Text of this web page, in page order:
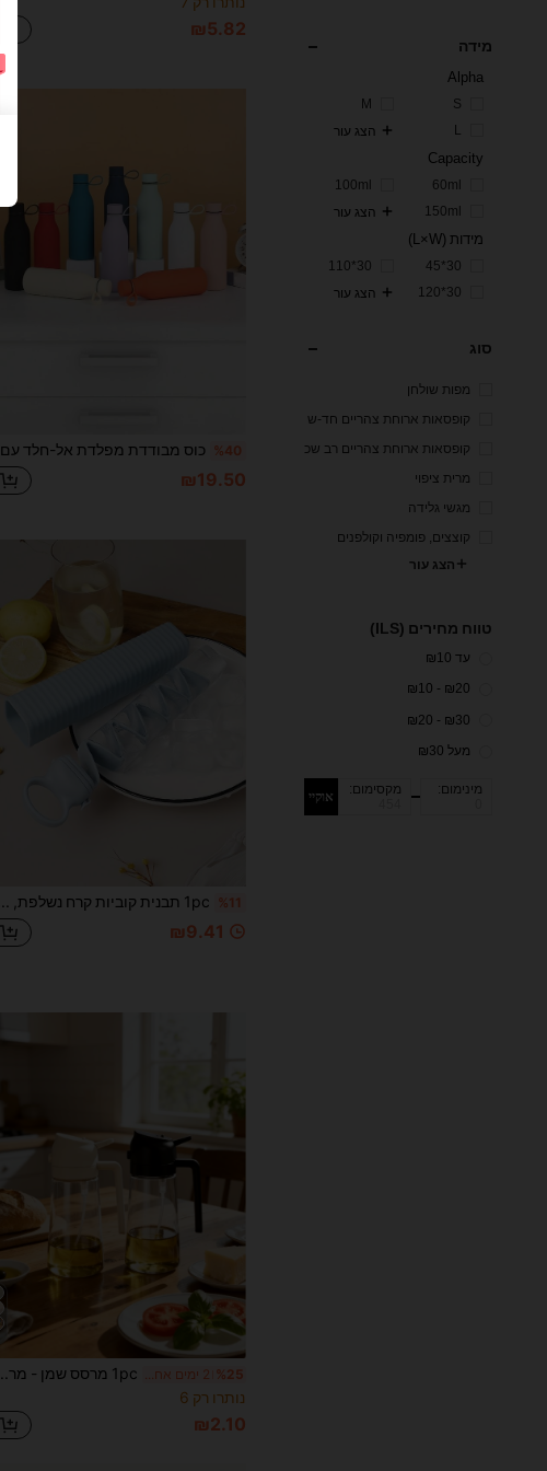
מידה
Alpha
S
M
L
הצג עור
Capacity
60ml
100ml
150ml
הצג עור
מידות (L×W)
30*45
30*110
30*120
הצג עור
סוג
מפות שולחן
קופסאות ארוחת צהריים חד-ש
קופסאות ארוחת צהריים רב שכ
מרית ציפוי
מגשי גלידה
קוצצים, פומפיה וקולפנים
הצג עור
טווח מחירים (ILS)
עד ₪10
₪20 - ₪10
₪30 - ₪20
מעל ₪30
מינימום: מקסימום: אוקיי
₪5.82
%40
₪19.50
%11
₪9.41
%25 2 ימים אחרונים
נותרו רק 6
₪2.10